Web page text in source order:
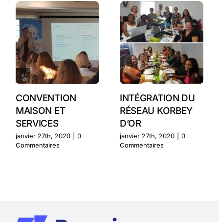
CONVENTION
MAISON ET
SERVICES
janvier 27th, 2020
0
Commentaires
INTÉGRATION DU
RÉSEAU KORBEY
D’OR
janvier 27th, 2020
0
Commentaires